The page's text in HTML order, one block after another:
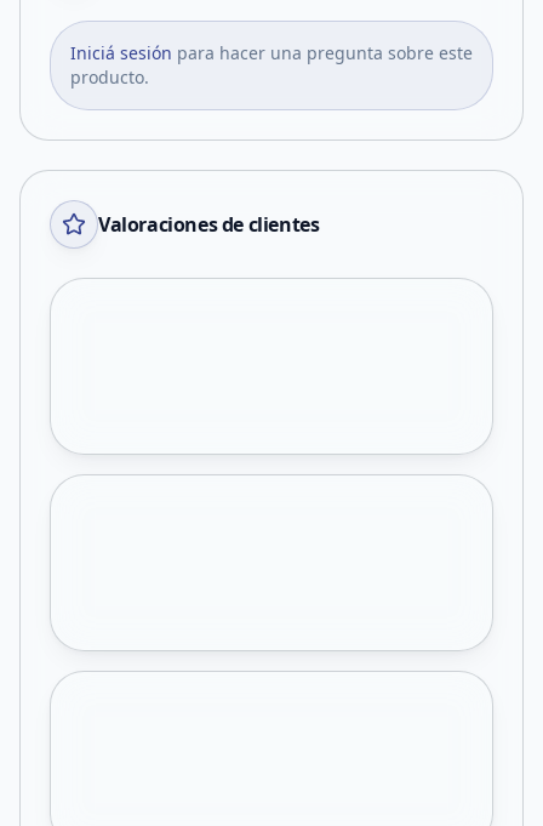
Iniciá sesión para hacer una pregunta sobre este
producto.
Valoraciones de clientes